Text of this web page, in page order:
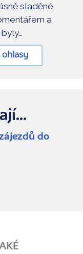
sladěné
a
ohlasy
do